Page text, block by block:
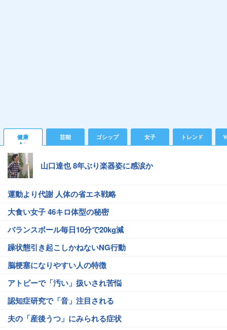
健康 芸能 ゴシップ 女子 トレンド
山口達也 8年ぶり楽器姿に感涙か
運動より代謝 人体の省エネ戦略
大食い女子 46キロ体型の秘密
バランスボール毎日10分で20kg減
躁状態引き起こしかねないNG行動
脳梗塞になりやすい人の特徴
アトピーで「汚い」扱いされ苦悩
認知症研究で「音」注目される
夫の「産後うつ」にみられる症状